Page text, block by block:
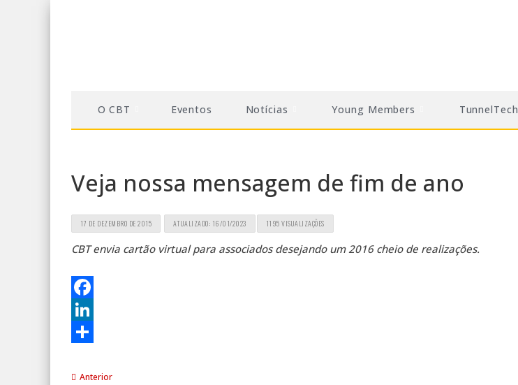
O CBT Eventos Notícias Young Members TunnelTech
Veja nossa mensagem de fim de ano
17 DE DEZEMBRO DE 2015 ATUALIZADO: 16/01/2023 1195 VISUALIZAÇÕES
CBT envia cartão virtual para associados desejando um 2016 cheio de realizações.
Facebook
LinkedIn
Anterior